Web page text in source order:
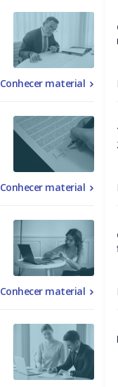
Conhecer material
Conhecer material
Conhecer material